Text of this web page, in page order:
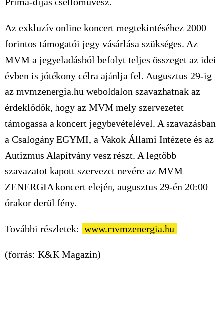
Az exkluzív online koncert megtekintéséhez 2000
forintos támogatói jegy vásárlása szükséges. Az
MVM a jegyeladásból befolyt teljes összeget az idei
évben is jótékony célra ajánlja fel. Augusztus 29-ig
az mvmzenergia.hu weboldalon szavazhatnak az
érdeklődők, hogy az MVM mely szervezetet
támogassa a koncert jegybevételével. A szavazásban
a Csalogány EGYMI, a Vakok Állami Intézete és az
Autizmus Alapítvány vesz részt. A legtöbb
szavazatot kapott szervezet nevére az MVM
ZENERGIA koncert elején, augusztus 29-én 20:00
órakor derül fény.
További részletek: www.mvmzenergia.hu
(forrás: K&K Magazin)